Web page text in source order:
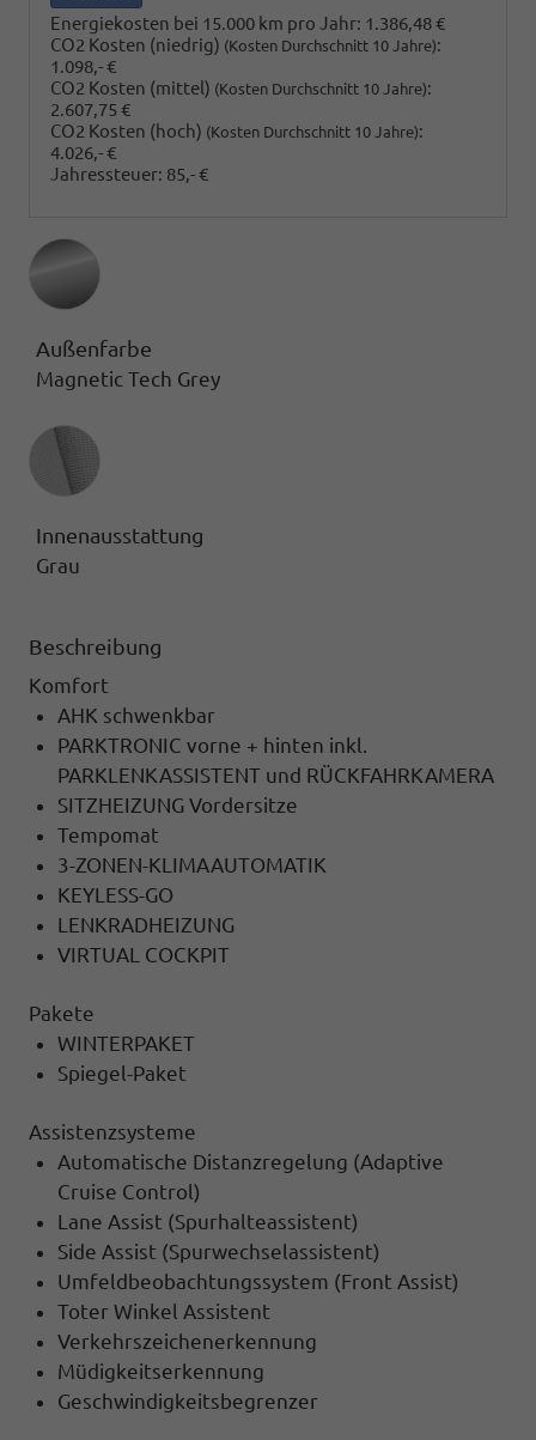
Energiekosten bei 15.000 km pro Jahr: 1.386,48 €
CO2 Kosten (niedrig) (Kosten Durchschnitt 10 Jahre):
1.098,- €
CO2 Kosten (mittel) (Kosten Durchschnitt 10 Jahre):
2.607,75 €
CO2 Kosten (hoch) (Kosten Durchschnitt 10 Jahre):
4.026,- €
Jahressteuer: 85,- €
Außenfarbe
Magnetic Tech Grey
Innenausstattung
Innenausstattung
Grau
Beschreibung
Komfort
AHK schwenkbar
PARKTRONIC vorne + hinten inkl.
PARKLENKASSISTENT und RÜCKFAHRKAMERA
SITZHEIZUNG Vordersitze
Tempomat
3-ZONEN-KLIMAAUTOMATIK
KEYLESS-GO
LENKRADHEIZUNG
VIRTUAL COCKPIT
Pakete
WINTERPAKET
Spiegel-Paket
Assistenzsysteme
Automatische Distanzregelung (Adaptive
Cruise Control)
Lane Assist (Spurhalteassistent)
Side Assist (Spurwechselassistent)
Umfeldbeobachtungssystem (Front Assist)
Toter Winkel Assistent
Verkehrszeichenerkennung
Müdigkeitserkennung
Geschwindigkeitsbegrenzer